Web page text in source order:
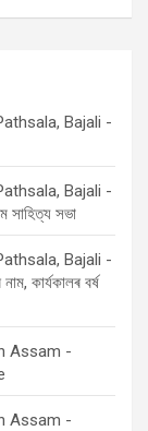
Bajali -
Bajali -
সভা
Bajali -
কাৰ্যকালৰ বৰ্ষ
Assam -
Assam -